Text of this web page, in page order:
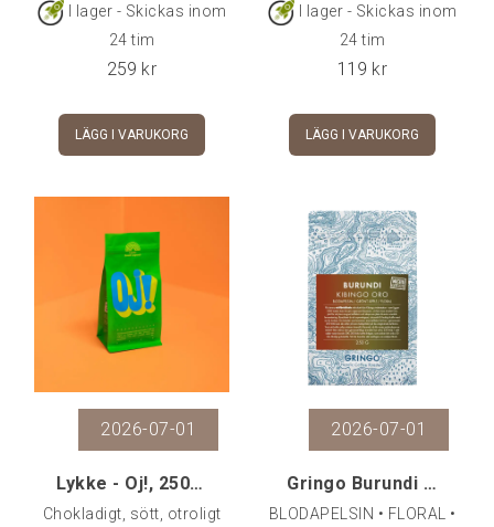
I lager - Skickas inom
24 tim
259 kr
LÄGG I VARUKORG
I lager - Skickas inom
24 tim
119 kr
LÄGG I VARUKORG
2026-07-01
Lykke - Oj!, 250 gr
Chokladigt, sött, otroligt
2026-07-01
Gringo Burundi Kibingo Oro, 250 g
BLODAPELSIN • FLORAL •